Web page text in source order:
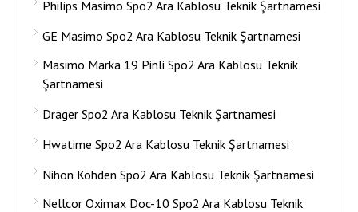
Philips Masimo Spo2 Ara Kablosu Teknik Şartnamesi
GE Masimo Spo2 Ara Kablosu Teknik Şartnamesi
Masimo Marka 19 Pinli Spo2 Ara Kablosu Teknik
Şartnamesi
Drager Spo2 Ara Kablosu Teknik Şartnamesi
Hwatime Spo2 Ara Kablosu Teknik Şartnamesi
Nihon Kohden Spo2 Ara Kablosu Teknik Şartnamesi
Nellcor Oximax Doc-10 Spo2 Ara Kablosu Teknik